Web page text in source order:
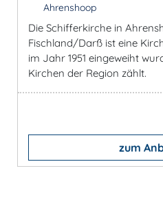
Ahrenshoop
Die Schifferkirche in
Fischland/Darß ist eine
im Jahr 1951 eingeweiht
Kirchen der Region zählt.
zum